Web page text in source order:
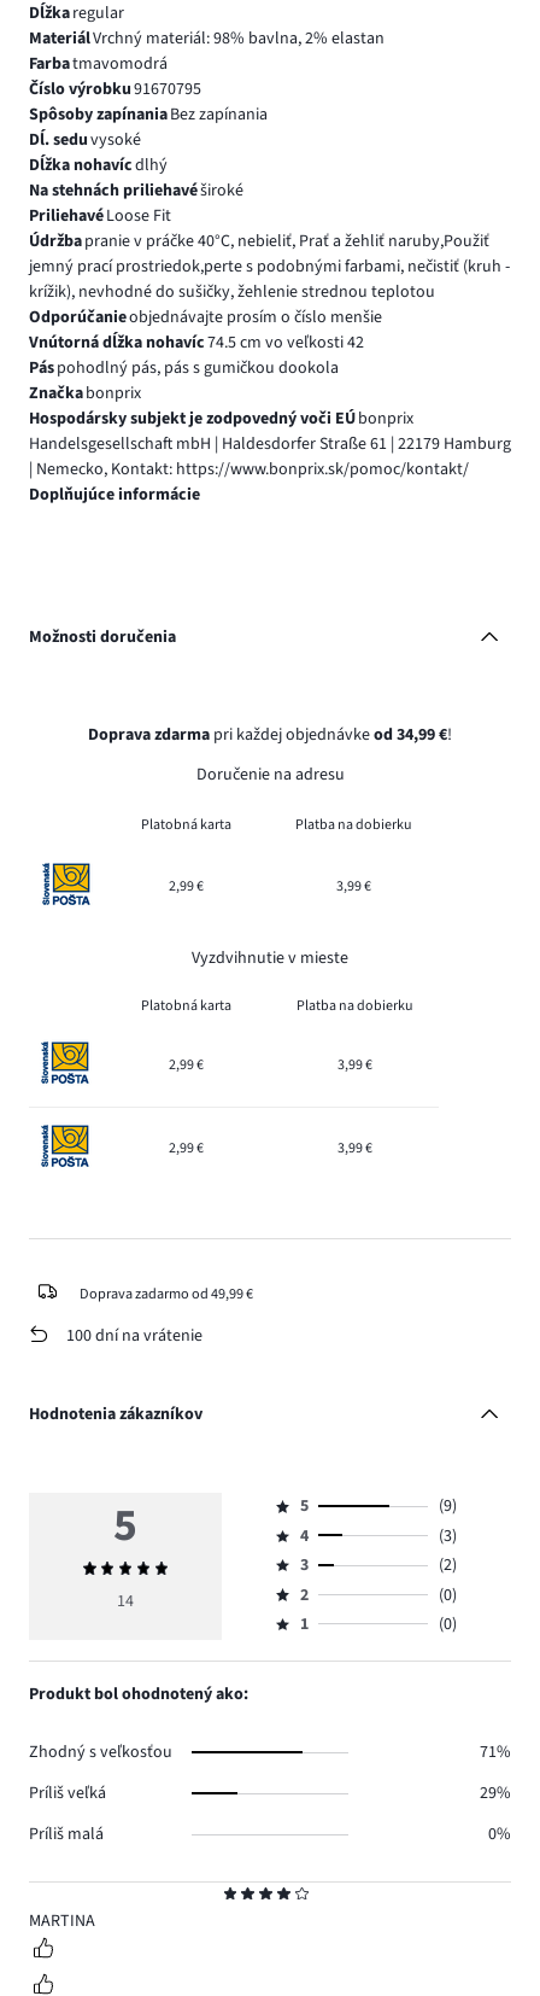
Dĺžkaregular
MateriálVrchný materiál: 98% bavlna, 2% elastan
Farbatmavomodrá
Číslo výrobku91670795
Spôsoby zapínaniaBez zapínania
Dĺ. seduvysoké
Dĺžka nohavícdlhý
Na stehnách priliehavéširoké
PriliehavéLoose Fit
Údržbapranie v práčke 40°C, nebieliť, Prať a žehliť naruby,Použiť
jemný prací prostriedok,perte s podobnými farbami, nečistiť (kruh -
krížik), nevhodné do sušičky, žehlenie strednou teplotou
Odporúčanieobjednávajte prosím o číslo menšie
Vnútorná dĺžka nohavíc74.5 cm vo veľkosti 42
Páspohodlný pás, pás s gumičkou dookola
Značkabonprix
Hospodársky subjekt je zodpovedný voči EÚbonprix
Handelsgesellschaft mbH | Haldesdorfer Straße 61 | 22179 Hamburg
| Nemecko, Kontakt: https://www.bonprix.sk/pomoc/kontakt/
Doplňujúce informácie
Možnosti doručenia
Doprava zdarma pri každej objednávkeod 34,99 €!
Doručenie na adresu
Platobná karta Platba na dobierku
2,99 € 3,99 €
Vyzdvihnutie v mieste
Platobná karta Platba na dobierku
2,99 € 3,99 €
2,99 € 3,99 €
Doprava zadarmo od 49,99 €
100 dní na vrátenie
Hodnotenia zákazníkov
4
MARTINA
5
Priemerné
hodnotenie
14
Hodnotenie
5,
počet
hlasov
9.
5
(9)
Hodnotenie
4,
počet
hlasov
4
(3)
Hodnotenie
3,
počet
3
(2)
Hodnotenie
2,
2
(0)
Hodnotenie
1,
1 (0)
Produkt bol ohodnotený ako:
Zhodný s veľkosťou
71%
Príliš veľká
29%
Príliš malá
0%